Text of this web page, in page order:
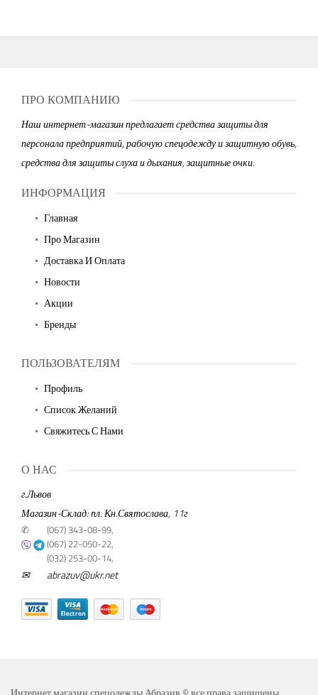
ПРО КОМПАНИЮ
Наш интернет-магазин предлагает средства защиты для
персонала предприятий, рабочую спецодежду и защитную обувь,
средства для защиты слуха и дыхания, защитные очки.
ИНФОРМАЦИЯ
Главная
Про Магазин
Доставка И Оплата
Новости
Акции
Бренды
ПОЛЬЗОВАТЕЛЯМ
Профиль
Список Желаний
Свяжитесь С Нами
О НАС
г.Львов
Магазин-Склад: пл. Кн.Святослава, 11г
✆
(067) 343-08-99,
(067) 22-050-22,
(032) 253-00-14,
✉ abrazuv@ukr.net